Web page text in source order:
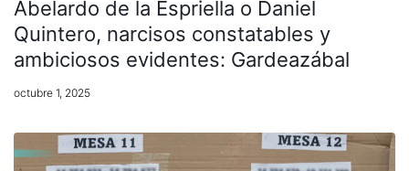
Abelardo de la Espriella o Daniel
Quintero, narcisos constatables y
ambiciosos evidentes: Gardeazábal
octubre 1, 2025